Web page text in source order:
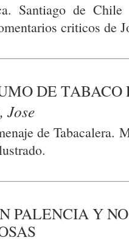
Santiago de
criticos de
DE TABACO
Jose
de Tabacalera.
PALENCIA Y